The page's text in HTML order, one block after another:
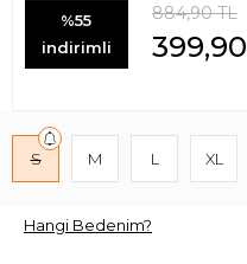
%55
indirimli
884,90TL
399,90
S M L XL
Hangi Bedenim?